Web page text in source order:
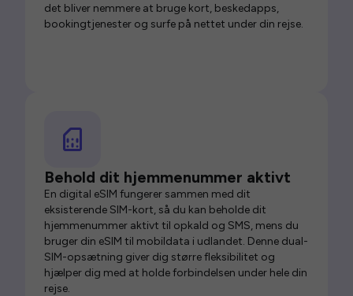
det bliver nemmere at bruge kort, beskedapps,
bookingtjenester og surfe på nettet under din rejse.
Behold dit hjemmenummer aktivt
En digital eSIM fungerer sammen med dit
eksisterende SIM-kort, så du kan beholde dit
hjemmenummer aktivt til opkald og SMS, mens du
bruger din eSIM til mobildata i udlandet. Denne dual-
SIM-opsætning giver dig større fleksibilitet og
hjælper dig med at holde forbindelsen under hele din
rejse.